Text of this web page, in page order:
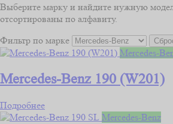
Выберите марку и найдите нужную
отсортированы по алфавиту.
Фильтр по марке
Mercedes-
Mercedes-Benz 190 (W201)
Подробнее
Mercedes-Benz